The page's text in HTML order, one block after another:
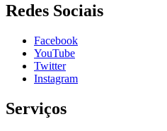
Redes Sociais
Facebook
YouTube
Twitter
Instagram
Serviços